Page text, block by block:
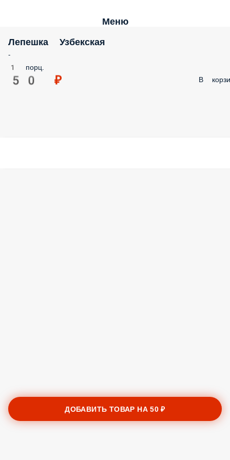
Меню
Лепешка Узбекская
-
1 порц.
50 ₽ В
ДОБАВИТЬ ТОВАР НА50 ₽